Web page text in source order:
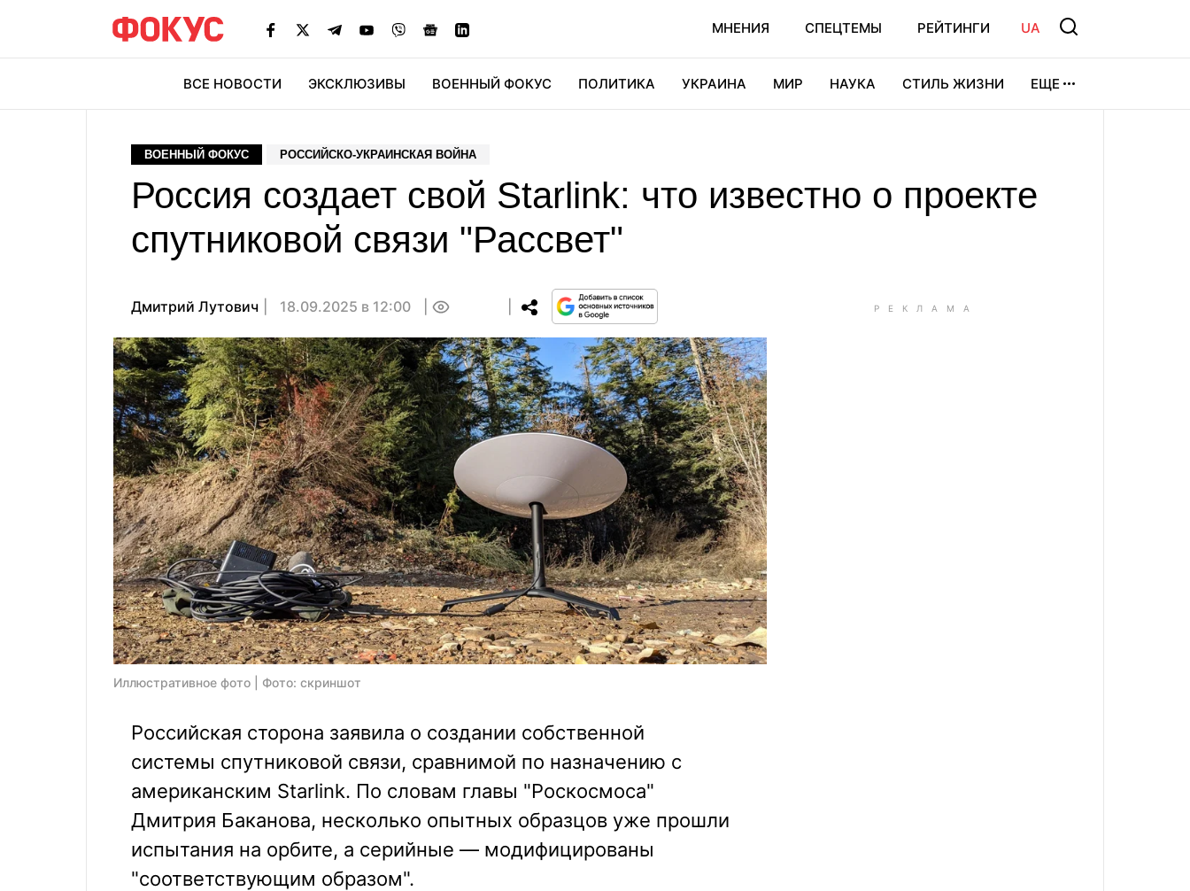
МНЕНИЯ СПЕЦТЕМЫ РЕЙТИНГИ UA
ВСЕ НОВОСТИ ЭКСКЛЮЗИВЫ ВОЕННЫЙ ФОКУС ПОЛИТИКА УКРАИНА МИР НАУКА СТИЛЬ ЖИЗНИ ЕЩЕ
ВОЕННЫЙ ФОКУС РОССИЙСКО-УКРАИНСКАЯ ВОЙНА
Россия создает свой Starlink: что известно о проекте
спутниковой связи "Рассвет"
Дмитрий Лутович 18.09.2025 в 12:00
Иллюстративное фото | Фото: скриншот
Российская сторона заявила о создании собственной
системы спутниковой связи, сравнимой по назначению с
американским Starlink. По словам главы "Роскосмоса"
Дмитрия Баканова, несколько опытных образцов уже прошли
испытания на орбите, а серийные — модифицированы
"соответствующим образом".